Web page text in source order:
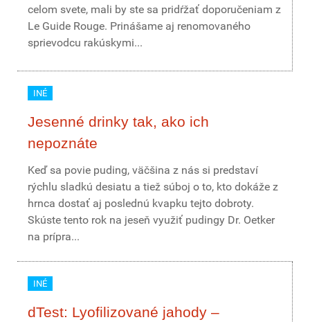
celom svete, mali by ste sa pridŕžať doporučeniam z
Le Guide Rouge. Prinášame aj renomovaného
sprievodcu rakúskymi...
INÉ
Jesenné drinky tak, ako ich
nepoznáte
Keď sa povie puding, väčšina z nás si predstaví
rýchlu sladkú desiatu a tiež súboj o to, kto dokáže z
hrnca dostať aj poslednú kvapku tejto dobroty.
Skúste tento rok na jeseň využiť pudingy Dr. Oetker
na prípra...
INÉ
dTest: Lyofilizované jahody –